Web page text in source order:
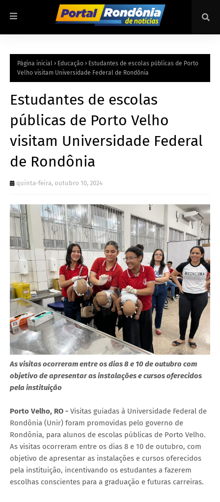
Página inicial Educação
Estudantes de escolas públicas de Porto
Velho visitam Universidade Federal de Rondônia
Estudantes de escolas
públicas de Porto Velho
visitam Universidade Federal
de Rondônia
quinta-feira, outubro 10, 2024
As visitas ocorreram entre os dias 8 e 10 de outubro com
objetivo de apresentar as instalações e cursos oferecidos
pela instituição
Porto Velho, RO - Visitas guiadas à Universidade Federal de
Rondônia (Unir) foram promovidas pelo governo de
Rondônia, para alunos de escolas públicas de Porto Velho.
As visitas ocorreram entre os dias 8 e 10 de outubro, com
objetivo de apresentar as instalações e cursos oferecidos
pela instituição, incentivando os estudantes a fazerem
escolhas conscientes para a graduação e futuras carreiras.